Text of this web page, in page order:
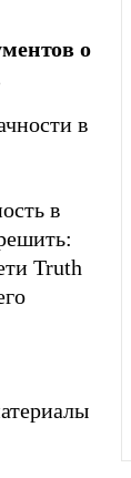
о
в
в
Truth